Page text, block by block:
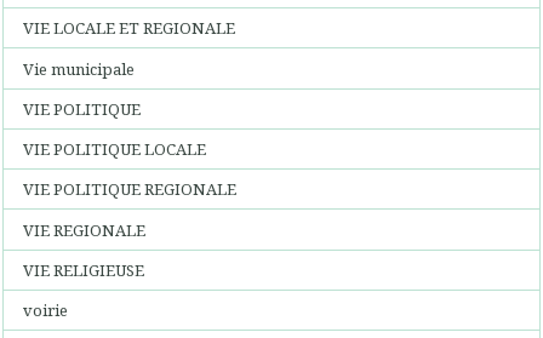
VIE LOCALE ET REGIONALE
Vie municipale
VIE POLITIQUE
VIE POLITIQUE LOCALE
VIE POLITIQUE REGIONALE
VIE REGIONALE
VIE RELIGIEUSE
voirie